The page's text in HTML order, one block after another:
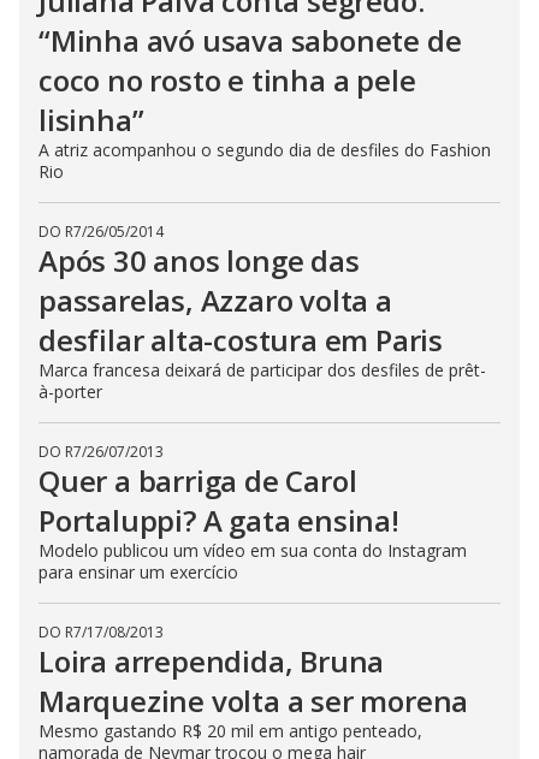
“Minha avó usava sabonete de
coco no rosto e tinha a pele
lisinha”
A atriz acompanhou o segundo dia de desfiles do Fashion
Rio
DO R7/26/05/2014
Após 30 anos longe das
passarelas, Azzaro volta a
desfilar alta-costura em Paris
Marca francesa deixará de participar dos desfiles de prêt-
à-porter
DO R7/26/07/2013
Quer a barriga de Carol
Portaluppi? A gata ensina!
Modelo publicou um vídeo em sua conta do Instagram
para ensinar um exercício
DO R7/17/08/2013
Loira arrependida, Bruna
Marquezine volta a ser morena
Mesmo gastando R$ 20 mil em antigo penteado,
namorada de Neymar trocou o mega hair